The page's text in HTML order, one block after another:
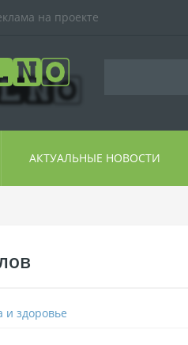
на проекте
АКТУАЛЬНЫЕ НОВОСТИ
и здоровье